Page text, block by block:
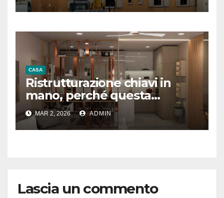
CASA
Ristrutturazione chiavi in
mano, perché questa
formula convince sempre di
più?
MAR 2, 2026 ADMIN
Lascia un commento